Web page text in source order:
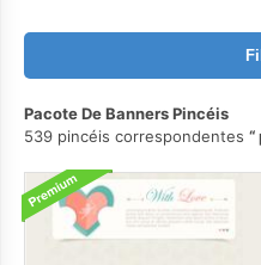
Pacote De Banners Pincéis
539 pincéis correspondentes